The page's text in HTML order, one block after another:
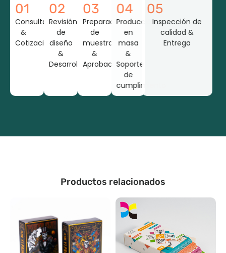
01
Consulta
&
Cotización
02
Revisión
de
diseño
&
Desarrollo
03
Preparación
de
muestra
&
Aprobación
04
Producción
en
masa
&
Soporte
de
cumplimiento
05
Inspección de
calidad &
Entrega
Productos relacionados